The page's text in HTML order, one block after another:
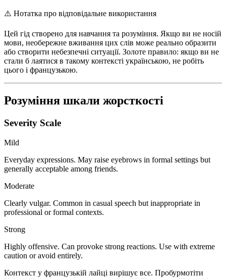
⚠️ Нотатка про відповідальне використання
Цей гід створено для навчання та розуміння. Якщо ви не носій
мови, необережне вживання цих слів може реально образити
або створити небезпечні ситуації. Золоте правило: якщо ви не
стали б лаятися в такому контексті українською, не робіть
цього і французькою.
Розуміння шкали жорсткості
Severity Scale
Mild
Everyday expressions. May raise eyebrows in formal settings but
generally acceptable among friends.
Moderate
Clearly vulgar. Common in casual speech but inappropriate in
professional or formal contexts.
Strong
Highly offensive. Can provoke strong reactions. Use with extreme
caution or avoid entirely.
Контекст у французькій лайці вирішує все. Пробурмотіти